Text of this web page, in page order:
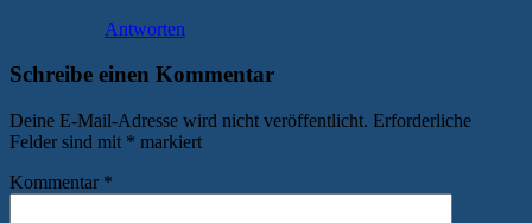
Antworten
Schreibe einen Kommentar
Deine E-Mail-Adresse wird nicht veröffentlicht. Erforderliche
Felder sind mit * markiert
Kommentar *